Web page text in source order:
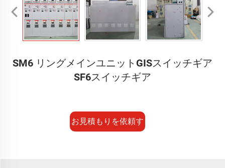
SM6 リングメインユニットGISスイッチギア
SF6スイッチギア
お見積もりを依頼す